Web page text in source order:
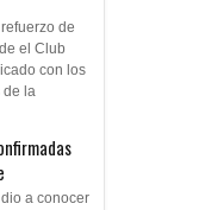
de
el Club
con los
de la
a conocer